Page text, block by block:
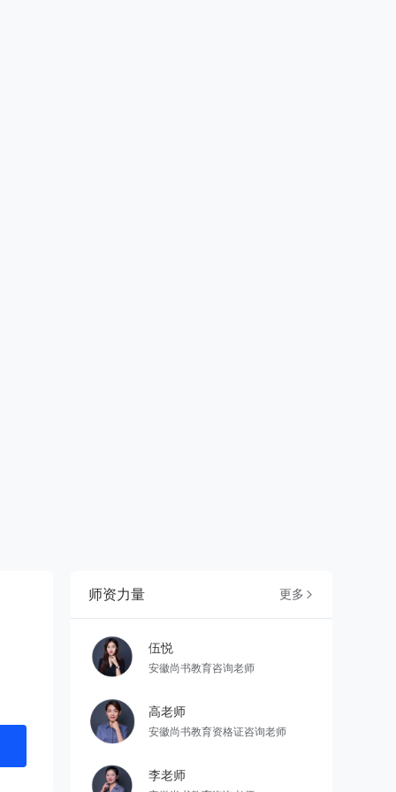
师资力量 更多 
伍悦
安徽尚书教育咨询老师
高老师
安徽尚书教育资格证咨询老师
李老师